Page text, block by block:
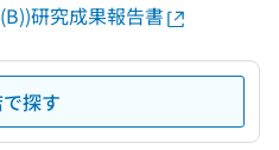
研究成果報告書
探す